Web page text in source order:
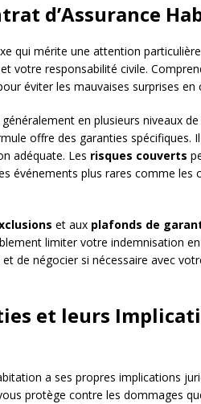
d’Assurance
qui mérite une attention
votre responsabilité civile.
éviter les mauvaises surprises en
en plusieurs niveaux
offre des garanties spécifiques.
adéquate. Les risques couverts
événements plus rares comme les
et aux plafonds de
limiter votre indemnisation
de négocier si nécessaire avec
et leurs
a ses propres implications
protège contre les dommages